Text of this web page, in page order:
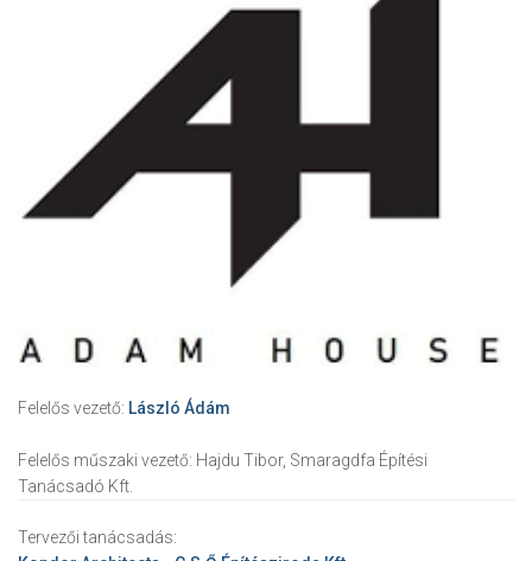
Felelős vezető: László Ádám
Felelős műszaki vezető: Hajdu Tibor, Smaragdfa Építési
Tanácsadó Kft.
Tervezői tanácsadás: